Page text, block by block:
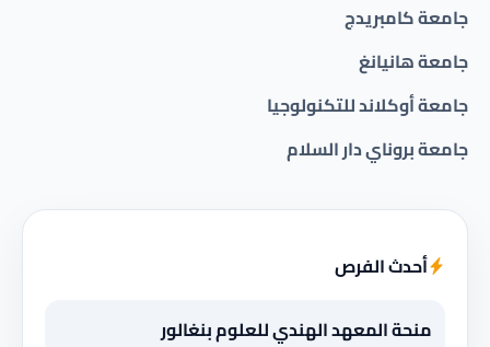
جامعة كامبريدج
جامعة هانيانغ
جامعة أوكلاند للتكنولوجيا
جامعة بروناي دار السلام
أحدث الفرص
منحة المعهد الهندي للعلوم بنغالور